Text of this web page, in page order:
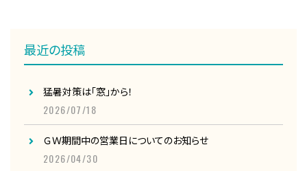
最近の投稿
猛暑対策は「窓」から！
2026/07/18
ＧＷ期間中の営業日についてのお知らせ
2026/04/30